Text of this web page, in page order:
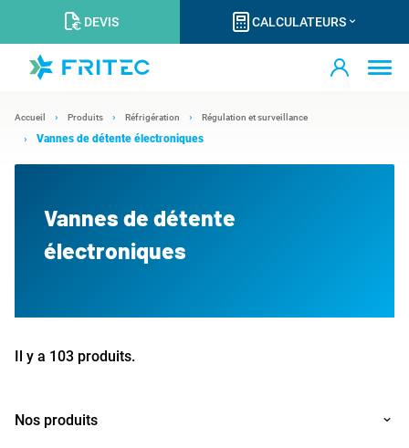
DEVIS CALCULATEURS
Accueil Produits Réfrigération Régulation et surveillance
Vannes de détente électroniques
Vannes de détente
électroniques
Il y a 103 produits.
Nos produits